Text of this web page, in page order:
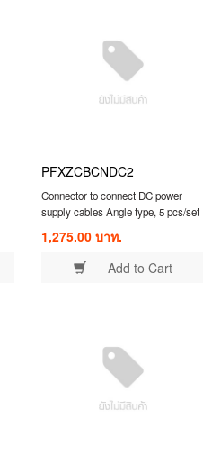
PFXZCBCNDC2
Connector to connect DC power
supply cables Angle type, 5 pcs/set
1,275.00 บาท.
Add to Cart